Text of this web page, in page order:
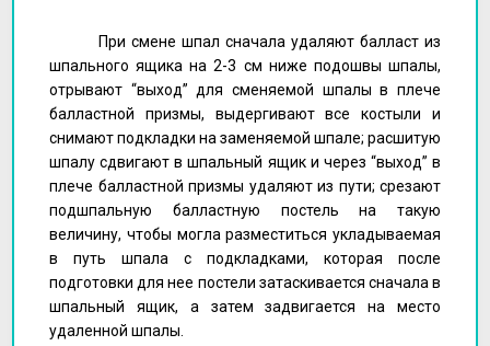
При смене шпал сначала удаляют балласт из
шпального ящика на 2-3 см ниже подошвы шпалы,
отрывают “выход” для сменяемой шпалы в плече
балластной призмы, выдергивают все костыли и
снимают подкладки на заменяемой шпале; расшитую
шпалу сдви­гают в шпальный ящик и через “выход” в
плече балластной призмы удаляют из пути; срезают
подшпальную балластную постель на такую
величину, чтобы могла разместиться укладываемая
в путь шпала с подкладками, которая после
подготовки для нее постели затаскивается сначала в
шпальный ящик, а затем задвигается на место
удаленной шпалы.